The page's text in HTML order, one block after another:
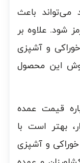
می‌تواند باعث
شود. علاوه بر
خوراکی و آشپزی
این محصول
قیمت عمده
بهتر است با
و آشپزی